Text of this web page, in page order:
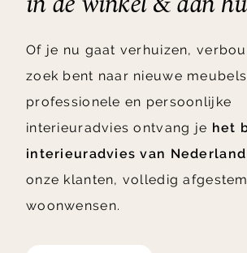
Of je nu gaat verhuizen,
zoek bent naar nieuwe
professionele en persoonlijke
interieuradvies ontvang je het
interieuradvies van Nederland
onze klanten, volledig
woonwensen.